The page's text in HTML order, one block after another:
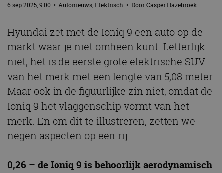
6 sep 2025, 9:00 • Autonieuws,Elektrisch • DoorCasper Hazebroek
Hyundai zet met de Ioniq 9 een auto op de
markt waar je niet omheen kunt. Letterlijk
niet, het is de eerste grote elektrische SUV
van het merk met een lengte van 5,08 meter.
Maar ook in de figuurlijke zin niet, omdat de
Ioniq 9 het vlaggenschip vormt van het
merk. En om dit te illustreren, zetten we
negen aspecten op een rij.
0,26 – de Ioniq 9 is behoorlijk aerodynamisch